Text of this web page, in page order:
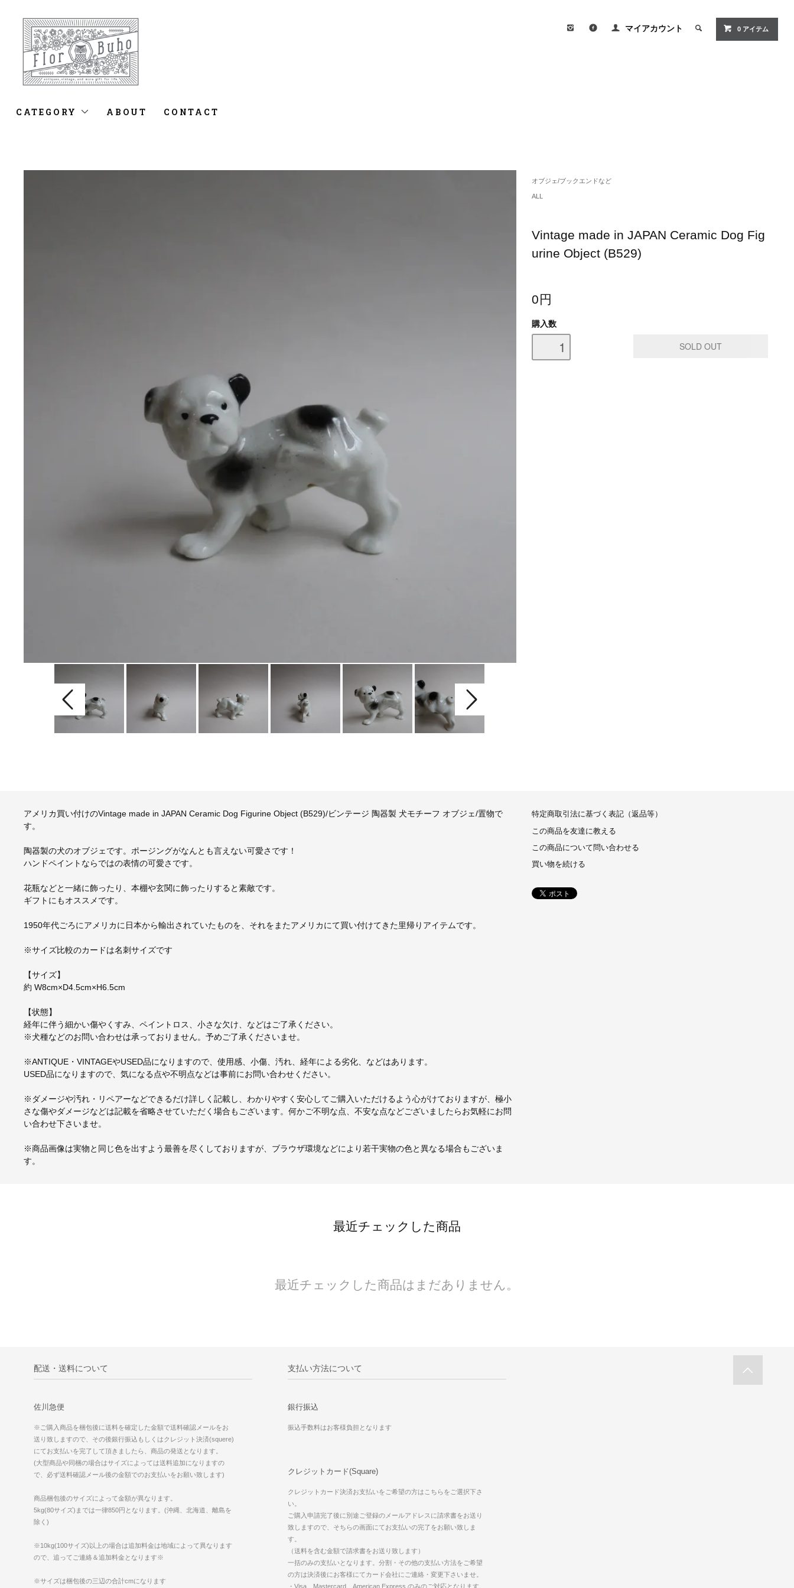
マイアカウント 0 アイテム
CATEGORY ABOUT CONTACT
オブジェ/ブックエンドなど
ALL
Vintage made in JAPAN Ceramic Dog Fig
urine Object (B529)
0円
購入数
アメリカ買い付けのVintage made in JAPAN Ceramic Dog Figurine Object (B529)/ビンテージ 陶器製 犬モチーフ オブジェ/置物で
す。
陶器製の犬のオブジェです。ポージングがなんとも言えない可愛さです！
ハンドペイントならではの表情の可愛さです。
花瓶などと一緒に飾ったり、本棚や玄関に飾ったりすると素敵です。
ギフトにもオススメです。
1950年代ごろにアメリカに日本から輸出されていたものを、それをまたアメリカにて買い付けてきた里帰りアイテムです。
※サイズ比較のカードは名刺サイズです
【サイズ】
約 W8cm×D4.5cm×H6.5cm
【状態】
経年に伴う細かい傷やくすみ、ペイントロス、小さな欠け、などはご了承ください。
※犬種などのお問い合わせは承っておりません。予めご了承くださいませ。
※ANTIQUE・VINTAGEやUSED品になりますので、使用感、小傷、汚れ、経年による劣化、などはあります。
USED品になりますので、気になる点や不明点などは事前にお問い合わせください。
※ダメージや汚れ・リペアーなどできるだけ詳しく記載し、わかりやすく安心してご購入いただけるよう心がけておりますが、極小
さな傷やダメージなどは記載を省略させていただく場合もございます。何かご不明な点、不安な点などございましたらお気軽にお問
い合わせ下さいませ。
※商品画像は実物と同じ色を出すよう最善を尽くしておりますが、ブラウザ環境などにより若干実物の色と異なる場合もございま
す。
特定商取引法に基づく表記（返品等）
この商品を友達に教える
この商品について問い合わせる
買い物を続ける
最近チェックした商品
最近チェックした商品はまだありません。
配送・送料について
佐川急便
※ご購入商品を梱包後に送料を確定した金額で送料確認メールをお
送り致しますので、その後銀行振込もしくはクレジット決済(squere)
にてお支払いを完了して頂きましたら、商品の発送となります。
(大型商品や同梱の場合はサイズによっては送料追加になりますの
で、必ず送料確認メール後の金額でのお支払いをお願い致します)
商品梱包後のサイズによって金額が異なります。
5kg(80サイズ)までは一律850円となります。(沖縄、北海道、離島を
除く)
※10kg(100サイズ)以上の場合は追加料金は地域によって異なります
ので、追ってご連絡＆追加料金となります※
※サイズは梱包後の三辺の合計cmになります
支払い方法について
銀行振込
振込手数料はお客様負担となります
クレジットカード(Square)
クレジットカード決済お支払いをご希望の方はこちらをご選択下さ
い。
ご購入申請完了後に別途ご登録のメールアドレスに請求書をお送り
致しますので、そちらの画面にてお支払いの完了をお願い致しま
す。
（送料を含む金額で請求書をお送り致します）
一括のみの支払いとなります。分割・その他の支払い方法をご希望
の方は決済後にお客様にてカード会社にご連絡・変更下さいませ。
・Visa、Mastercard、American Express のみのご対応となります。